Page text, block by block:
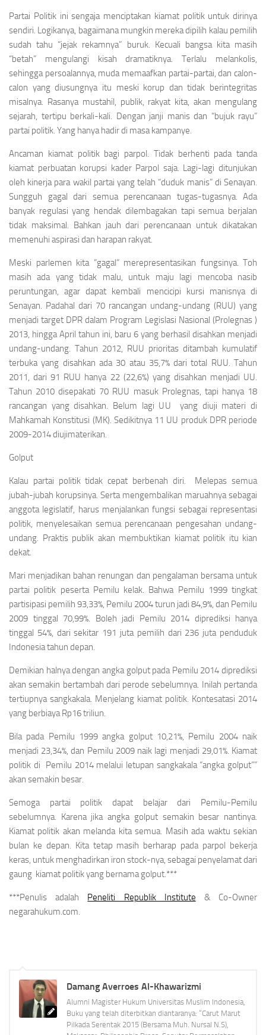
Partai Politik ini sengaja menciptakan kiamat politik untuk dirinya
sendiri. Logikanya, bagaimana mungkin mereka dipilih kalau pemilih
sudah tahu “jejak rekamnya” buruk. Kecuali bangsa kita masih
“betah” mengulangi kisah dramatiknya. Terlalu melankolis,
sehingga persoalannya, muda memaafkan partai-partai, dan calon-
calon yang diusungnya itu meski korup dan tidak berintegritas
misalnya. Rasanya mustahil, publik, rakyat kita, akan mengulang
sejarah, tertipu berkali-kali. Dengan janji manis dan “bujuk rayu”
partai politik. Yang hanya hadir di masa kampanye.
Ancaman kiamat politik bagi parpol. Tidak berhenti pada tanda
kiamat perbuatan korupsi kader Parpol saja. Lagi-lagi ditunjukan
oleh kinerja para wakil partai yang telah “duduk manis” di Senayan.
Sungguh gagal dari semua perencanaan tugas-tugasnya. Ada
banyak regulasi yang hendak dilembagakan tapi semua berjalan
tidak maksimal. Bahkan jauh dari perencanaan untuk dikatakan
memenuhi aspirasi dan harapan rakyat.
Meski parlemen kita “gagal” merepresentasikan fungsinya. Toh
masih ada yang tidak malu, untuk maju lagi mencoba nasib
peruntungan, agar dapat kembali mencicipi kursi manisnya di
Senayan. Padahal dari 70 rancangan undang-undang (RUU) yang
menjadi target DPR dalam Program Legislasi Nasional (Prolegnas )
2013, hingga April tahun ini, baru 6 yang berhasil disahkan menjadi
undang-undang. Tahun 2012, RUU prioritas ditambah kumulatif
terbuka yang disahkan ada 30 atau 35,7% dari total RUU. Tahun
2011, dari 91 RUU hanya 22 (22,6%) yang disahkan menjadi UU.
Tahun 2010 disepakati 70 RUU masuk Prolegnas, tapi hanya 18
rancangan yang disahkan. Belum lagi UU yang diuji materi di
Mahkamah Konstitusi (MK). Sedikitnya 11 UU produk DPR periode
2009-2014 diujimaterikan.
Golput
Kalau partai politik tidak cepat berbenah diri. Melepas semua
jubah-jubah korupsinya. Serta mengembalikan maruahnya sebagai
anggota legislatif, harus menjalankan fungsi sebagai representasi
politik, menyelesaikan semua perencanaan pengesahan undang-
undang. Praktis publik akan membuktikan kiamat politik itu kian
dekat.
Mari menjadikan bahan renungan dan pengalaman bersama untuk
partai politik peserta Pemilu kelak. Bahwa Pemilu 1999 tingkat
partisipasi pemilih 93,33%, Pemilu 2004 turun jadi 84,9%, dan Pemilu
2009 tinggal 70,99%. Boleh jadi Pemilu 2014 diprediksi hanya
tinggal 54%, dari sekitar 191 juta pemilih dari 236 juta penduduk
Indonesia tahun depan.
Demikian halnya dengan angka golput pada Pemilu 2014 diprediksi
akan semakin bertambah dari perode sebelumnya. Inilah pertanda
tertiupnya sangkakala. Menjelang kiamat politik. Kontesatasi 2014
yang berbiaya Rp16 triliun.
Bila pada Pemilu 1999 angka golput 10,21%, Pemilu 2004 naik
menjadi 23,34%, dan Pemilu 2009 naik lagi menjadi 29,01%. Kiamat
politik di Pemilu 2014 melalui letupan sangkakala “angka golput””
akan semakin besar.
Semoga partai politik dapat belajar dari Pemilu-Pemilu
sebelumnya. Karena jika angka golput semakin besar nantinya.
Kiamat politik akan melanda kita semua. Masih ada waktu sekian
bulan ke depan. Kita tetap masih berharap pada parpol bekerja
keras, untuk menghadirkan iron stock-nya, sebagai penyelamat dari
gaung kiamat politik yang bernama golput.***
***Penulis adalah Peneliti Republik Institute & Co-Owner
negarahukum.com.
Damang Averroes Al-Khawarizmi
Alumni Magister Hukum Universitas Muslim Indonesia,
Buku yang telah diterbitkan diantaranya: “Carut Marut
Pilkada Serentak 2015 (Bersama Muh. Nursal N.S),